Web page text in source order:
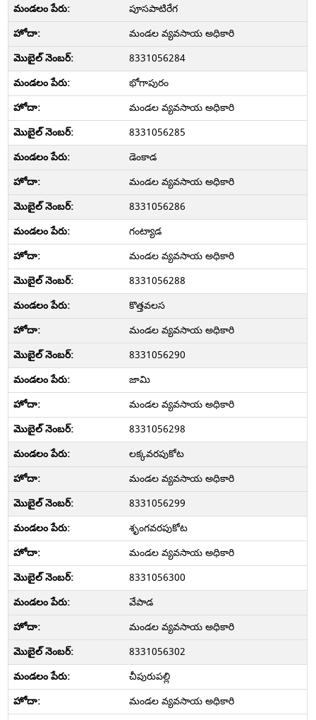
పూసపాటిరేగ
మండల వ్యవసాయ అధికారి
8331056284
భోగాపురం
మండల వ్యవసాయ అధికారి
8331056285
డెంకాడ
మండల వ్యవసాయ అధికారి
8331056286
గంట్యాడ
మండల వ్యవసాయ అధికారి
8331056288
కొత్తవలస
మండల వ్యవసాయ అధికారి
8331056290
జామి
మండల వ్యవసాయ అధికారి
8331056298
లక్కవరపుకోట
మండల వ్యవసాయ అధికారి
8331056299
శృంగవరపుకోట
మండల వ్యవసాయ అధికారి
8331056300
వేపాడ
మండల వ్యవసాయ అధికారి
8331056302
చీపురుపల్లి
మండల వ్యవసాయ అధికారి